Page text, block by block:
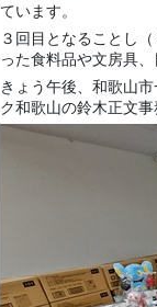
ています。
３回目となることし
った食料品や文房具
きょう午後、和歌山
ク和歌山の鈴木正文事